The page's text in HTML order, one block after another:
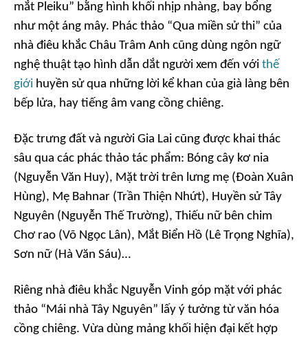
mắt Pleiku” bằng hình khối nhịp nhàng, bay bổng
như một áng mây. Phác thảo “Qua miền sử thi” của
nhà điêu khắc Châu Trâm Anh cũng dùng ngôn ngữ
nghệ thuật tạo hình dẫn dắt người xem đến với thế
giới huyền sử qua những lời kể khan của già làng bên
bếp lửa, hay tiếng âm vang cồng chiêng.
Đặc trưng đất và người Gia Lai cũng được khai thác
sâu qua các phác thảo tác phẩm: Bóng cây kơ nia
(Nguyễn Văn Huy), Mặt trời trên lưng mẹ (Đoàn Xuân
Hùng), Mẹ Bahnar (Trần Thiện Nhứt), Huyền sử Tây
Nguyên (Nguyễn Thế Trường), Thiếu nữ bên chim
Chơ rao (Võ Ngọc Lân), Mắt Biển Hồ (Lê Trọng Nghĩa),
Sơn nữ (Hà Văn Sáu)…
Riêng nhà điêu khắc Nguyễn Vinh góp mặt với phác
thảo “Mái nhà Tây Nguyên” lấy ý tưởng từ văn hóa
cồng chiêng. Vừa dùng mảng khối hiện đại kết hợp